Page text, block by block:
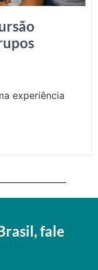
experiência
fale